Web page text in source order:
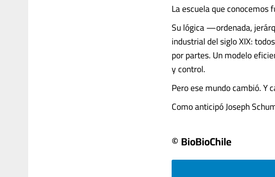
La escuela que conocemos
Su lógica —ordenada,
industrial del siglo XIX:
por partes. Un modelo
y control.
Pero ese mundo cambió. Y
Como anticipó Joseph
© BioBioChile